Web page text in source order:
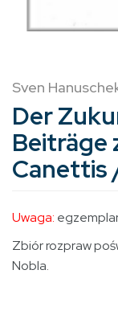
Sven
Der
Beiträge
Canettis
Uwaga:
Zbiór rozpraw
Nobla.